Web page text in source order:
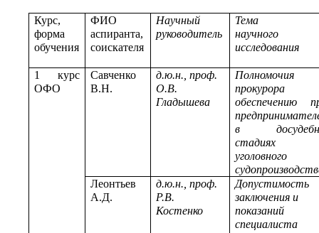
Курс,
форма
обучения
ФИО
аспиранта,
соискателя
Научный
руководитель
Тема
научного
исследования
1 курс
ОФО
Савченко
В.Н.
д.ю.н., проф.
О.В.
Гладышева
Полномочия
прокурора
обеспечению
в
стадиях
уголовного
Леонтьев
А.Д.
д.ю.н., проф.
Р.В.
Костенко
Допустимость
заключения и
показаний